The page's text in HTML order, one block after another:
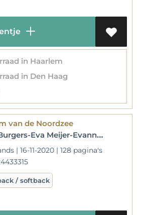
in Haarlem
in Den Haag
van de Noordzee
Meijer-Evanne Nowak-Ambassade van de Noordzee
| 16-11-2020 | 128 pagina's
/ softback